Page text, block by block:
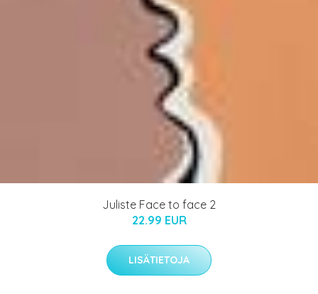
Juliste Face to face 2
22.99 EUR
LISÄTIETOJA